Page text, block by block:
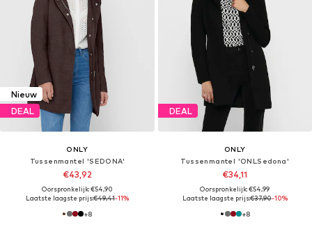
Nieuw
DEAL
ONLY
Tussenmantel 'SEDONA'
€43,92
Oorspronkelijk: €54,90
Laatste laagste prijs:€49,41-11%
+8
DEAL
ONLY
Tussenmantel 'ONLSedona'
€34,11
Oorspronkelijk: €54,99
Laatste laagste prijs:€37,90-10%
+8